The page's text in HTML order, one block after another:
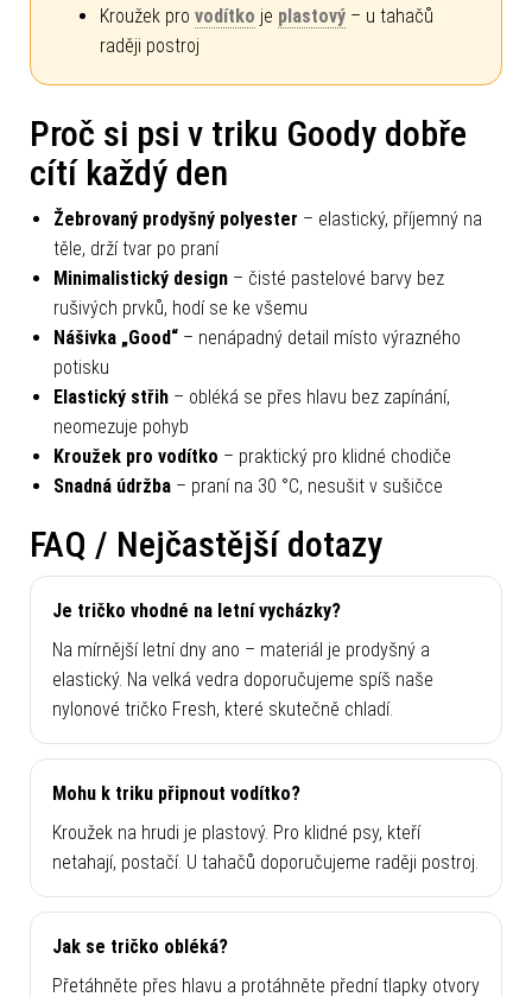
Kroužek pro vodítko je plastový – u tahačů
raději postroj
Proč si psi v triku Goody dobře
cítí každý den
Žebrovaný prodyšný polyester – elastický, příjemný na
těle, drží tvar po praní
Minimalistický design – čisté pastelové barvy bez
rušivých prvků, hodí se ke všemu
Nášivka „Good“ – nenápadný detail místo výrazného
potisku
Elastický střih – obléká se přes hlavu bez zapínání,
neomezuje pohyb
Kroužek pro vodítko – praktický pro klidné chodiče
Snadná údržba – praní na 30 °C, nesušit v sušičce
FAQ / Nejčastější dotazy
Je tričko vhodné na letní vycházky?
Na mírnější letní dny ano – materiál je prodyšný a
elastický. Na velká vedra doporučujeme spíš naše
nylonové tričko Fresh, které skutečně chladí.
Mohu k triku připnout vodítko?
Kroužek na hrudi je plastový. Pro klidné psy, kteří
netahají, postačí. U tahačů doporučujeme raději postroj.
Jak se tričko obléká?
Přetáhněte přes hlavu a protáhněte přední tlapky otvory